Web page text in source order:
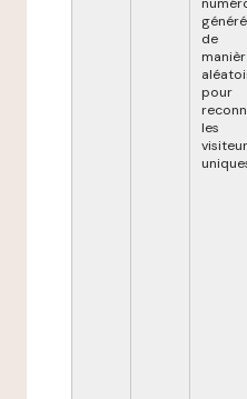
généré
de
pour
les